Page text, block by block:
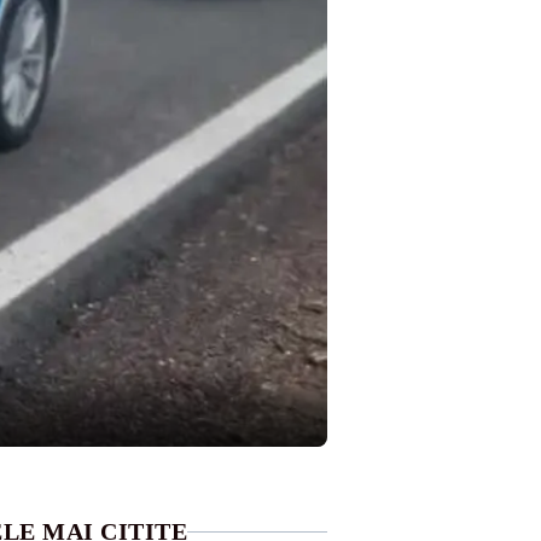
MAI CITITE